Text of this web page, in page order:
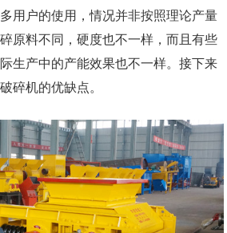
用户的使用，情况并非按照理论产量
原料不同，硬度也不一样，而且有些
生产中的产能效果也不一样。接下来
碎机的优缺点。